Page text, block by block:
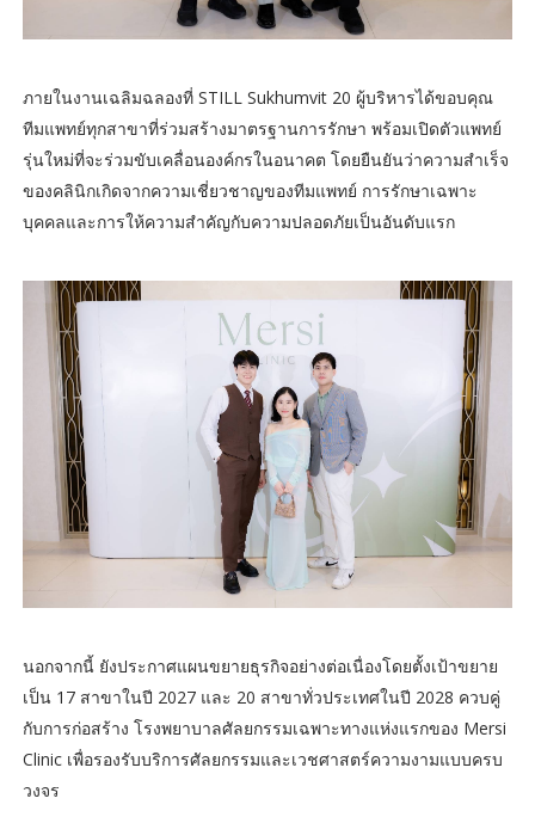
ภายในงานเฉลิมฉลองที่ STILL Sukhumvit 20 ผู้บริหารได้ขอบคุณ
ทีมแพทย์ทุกสาขาที่ร่วมสร้างมาตรฐานการรักษา พร้อมเปิดตัวแพทย์
รุ่นใหม่ที่จะร่วมขับเคลื่อนองค์กรในอนาคต โดยยืนยันว่าความสำเร็จ
ของคลินิกเกิดจากความเชี่ยวชาญของทีมแพทย์ การรักษาเฉพาะ
บุคคลและการให้ความสำคัญกับความปลอดภัยเป็นอันดับแรก
นอกจากนี้ ยังประกาศแผนขยายธุรกิจอย่างต่อเนื่องโดยตั้งเป้าขยาย
เป็น 17 สาขาในปี 2027 และ 20 สาขาทั่วประเทศในปี 2028 ควบคู่
กับการก่อสร้าง โรงพยาบาลศัลยกรรมเฉพาะทางแห่งแรกของ Mersi
Clinic เพื่อรองรับบริการศัลยกรรมและเวชศาสตร์ความงามแบบครบ
วงจร